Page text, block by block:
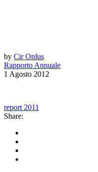
by Cir Onlus
Rapporto Annuale
1 Agosto 2012
report 2011
Share: